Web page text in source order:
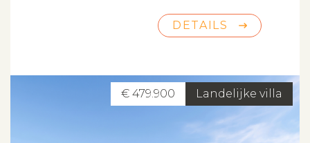
DETAILS
Landelijke villa
€ 479.900